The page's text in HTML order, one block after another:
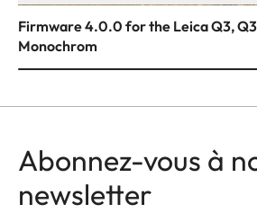
Firmware 4.0.0 for the Leica Q3,
Monochrom
Abonnez-vous à
newsletter